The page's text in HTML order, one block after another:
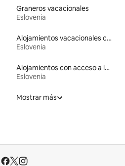
Graneros vacacionales
Eslovenia
Alojamientos vacacionales con entrada y salida de pistas de esquí
Eslovenia
Alojamientos con acceso a la playa
Eslovenia
Mostrar más